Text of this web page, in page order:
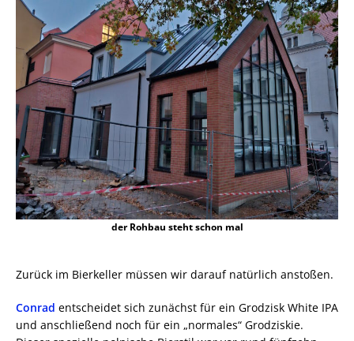
der Rohbau steht schon mal
Zurück im Bierkeller müssen wir darauf natürlich anstoßen.
Conrad entscheidet sich zunächst für ein Grodzisk White IPA
und anschließend noch für ein „normales“ Grodziskie.